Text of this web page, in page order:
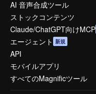
AI 音声合成ツール
ストックコンテンツ
Claude/ChatGPT向けMCP
エージェント 新規
API
モバイルアプリ
すべてのMagnificツール